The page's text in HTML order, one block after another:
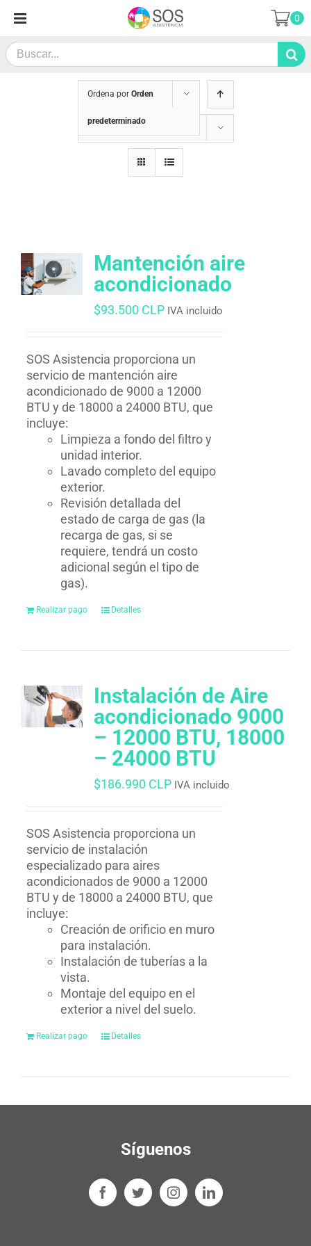
contenido
Search
for:
0
Ordena por Orden
predeterminado
Mostrar
Mantención aire
acondicionado
$93.500 CLP IVA incluido
SOS Asistencia proporciona un
servicio de mantención aire
acondicionado de 9000 a 12000
BTU y de 18000 a 24000 BTU, que
incluye:
Limpieza a fondo del filtro y
unidad interior.
Lavado completo del equipo
exterior.
Revisión detallada del
estado de carga de gas (la
recarga de gas, si se
requiere, tendrá un costo
adicional según el tipo de
gas).
Realizar pago Detalles
Instalación de Aire
acondicionado 9000
– 12000 BTU, 18000
– 24000 BTU
$186.990 CLP IVA incluido
SOS Asistencia proporciona un
servicio de instalación
especializado para aires
acondicionados de 9000 a 12000
BTU y de 18000 a 24000 BTU, que
incluye:
Creación de orificio en muro
para instalación.
Instalación de tuberías a la
vista.
Montaje del equipo en el
exterior a nivel del suelo.
Realizar pago Detalles
Síguenos